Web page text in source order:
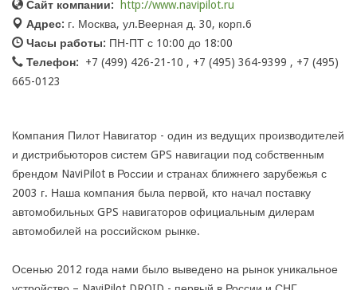
Сайт компании:
http://www.navipilot.ru
Адрес: г. Москва, ул.Веерная д. 30, корп.6
Часы работы: ПН-ПТ с 10:00 до 18:00
Телефон:
+7 (499) 426-21-10 , +7 (495) 364-9399 , +7 (495)
665-0123
Компания Пилот Навигатор - один из ведущих производителей
и дистрибьюторов систем GPS навигации под собственным
брендом NaviPilot в России и странах ближнего зарубежья с
2003 г. Наша компания была первой, кто начал поставку
автомобильных GPS навигаторов официальным дилерам
автомобилей на российском рынке.
Осенью 2012 года нами было выведено на рынок уникальное